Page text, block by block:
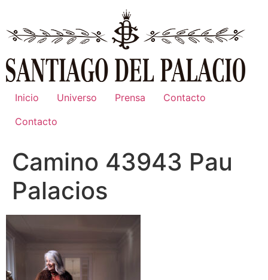
contenido
Inicio Universo Prensa
Contacto
Contacto
Camino 43943 Pau
Palacios